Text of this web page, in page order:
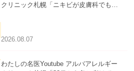
クリニック札幌「ニキビが皮膚科でも治
療を医師が解説」を公開いたしました。
2026.08.07
わたしの名医Youtube アルバアレルギー